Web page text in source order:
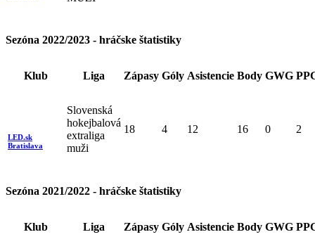
Sezóna 2022/2023 - hráčske štatistiky
Klub Liga Zápasy Góly Asistencie Body GWG
LED.sk
Bratislava
Slovenská
hokejbalová
extraliga
muži
18 4 12 16 0 2
Sezóna 2021/2022 - hráčske štatistiky
Klub Liga Zápasy Góly Asistencie Body GWG